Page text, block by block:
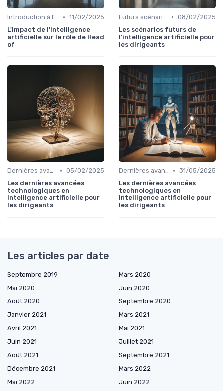
Introduction à l'IA • 11/02/2025
L'impact de l'intelligence
artificielle sur le rôle de Head
of
Futurs scénarios • 08/02/2025
Les scénarios futurs de
l'intelligence artificielle pour
les dirigeants
Dernières avancées technologiques • 05/02/2025
Les dernières avancées
technologiques en
intelligence artificielle pour
les dirigeants
Dernières avancées technologiques • 31/05/2025
Les dernières avancées
technologiques en
intelligence artificielle pour
les dirigeants
Les articles par date
Septembre 2019
Mars 2020
Mai 2020
Juin 2020
Août 2020
Septembre 2020
Janvier 2021
Mars 2021
Avril 2021
Mai 2021
Juin 2021
Juillet 2021
Août 2021
Septembre 2021
Décembre 2021
Mars 2022
Mai 2022
Juin 2022